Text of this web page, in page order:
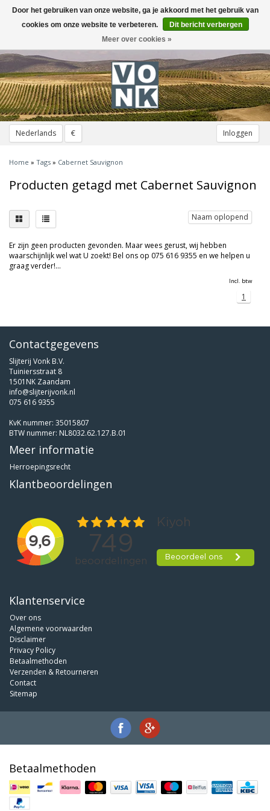
Nederlands € Inloggen
Toggle
navigation
Home » Tags » Cabernet Sauvignon
Producten getagd met Cabernet Sauvignon
Naam oplopend
Er zijn geen producten gevonden. Maar wees gerust, wij hebben
waarschijnlijk wel wat U zoekt! Bel ons op 075 616 9355 en we helpen u
graag verder!...
Incl. btw
1
Contactgegevens
Slijterij Vonk B.V.
Tuiniersstraat 8
1501NK Zaandam
info@slijterijvonk.nl
075 616 9355
KvK nummer: 35015807
BTW nummer: NL8032.62.127.B.01
Meer informatie
Herroepingsrecht
Klantbeoordelingen
Klantenservice
Over ons
Algemene voorwaarden
Disclaimer
Privacy Policy
Betaalmethoden
Verzenden & Retourneren
Contact
Sitemap
Betaalmethoden
Door het gebruiken van onze website, ga je akkoord met het gebruik van
cookies om onze website te verbeteren.
Dit bericht verbergen
Meer over cookies »